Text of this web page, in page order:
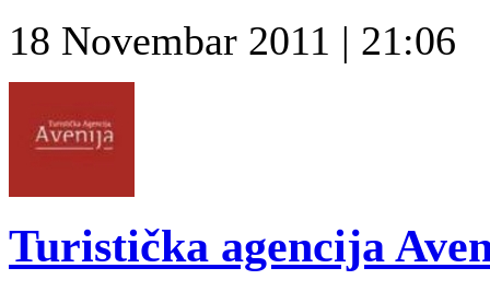
18 Novembar 2011 | 21:06
Turistička agencija